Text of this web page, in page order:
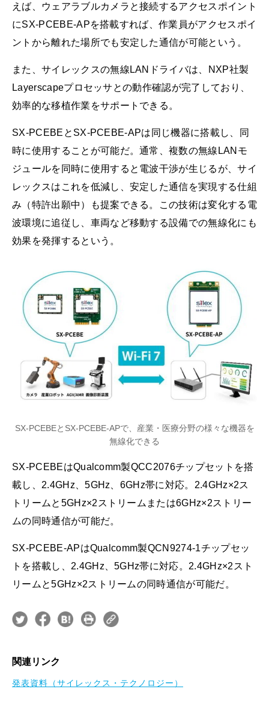
えば、ウェアラブルカメラと接続するアクセスポイント
にSX-PCEBE-APを搭載すれば、作業員がアクセスポイ
ントから離れた場所でも安定した通信が可能という。
また、サイレックスの無線LANドライバは、NXP社製
Layerscapeプロセッサとの動作確認が完了しており、
効率的な移植作業をサポートできる。
SX-PCEBEとSX-PCEBE-APは同じ機器に搭載し、同
時に使用することが可能だ。通常、複数の無線LANモ
ジュールを同時に使用すると電波干渉が生じるが、サイ
レックスはこれを低減し、安定した通信を実現する仕組
み（特許出願中）も提案できる。この技術は変化する電
波環境に追従し、車両など移動する設備での無線化にも
効果を発揮するという。
SX-PCEBEとSX-PCEBE-APで、産業・医療分野の様々な機器を
無線化できる
SX-PCEBEはQualcomm製QCC2076チップセットを搭
載し、2.4GHz、5GHz、6GHz帯に対応。2.4GHz×2ス
トリームと5GHz×2ストリームまたは6GHz×2ストリー
ムの同時通信が可能だ。
SX-PCEBE-APはQualcomm製QCN9274-1チップセッ
トを搭載し、2.4GHz、5GHz帯に対応。2.4GHz×2スト
リームと5GHz×2ストリームの同時通信が可能だ。
関連リンク
発表資料（サイレックス・テクノロジー）